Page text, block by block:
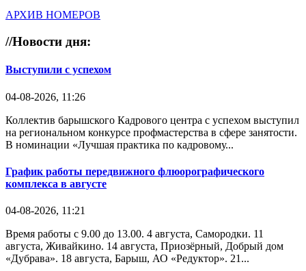
АРХИВ НОМЕРОВ
//Новости дня:
Выступили с успехом
04-08-2026, 11:26
Коллектив барышского Кадрового центра с успехом выступил
на региональном конкурсе профмастерства в сфере занятости.
В номинации «Лучшая практика по кадровому...
График работы передвижного флюорографического
комплекса в августе
04-08-2026, 11:21
Время работы с 9.00 до 13.00. 4 августа, Самородки. 11
августа, Живайкино. 14 августа, Приозёрный, Добрый дом
«Дубрава». 18 августа, Барыш, АО «Редуктор». 21...